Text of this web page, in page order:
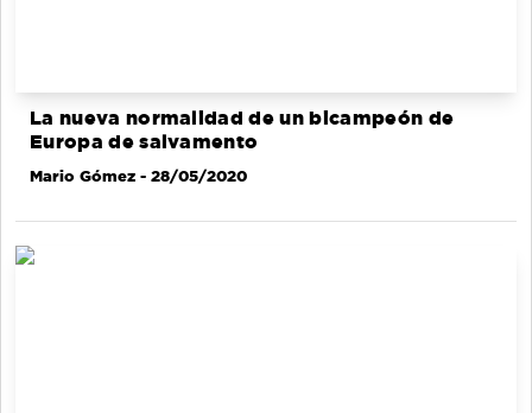
La nueva normalidad de un bicampeón de
Europa de salvamento
Mario Gómez - 28/05/2020